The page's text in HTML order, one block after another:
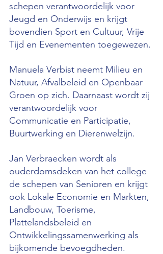
schepen verantwoordelijk voor
Jeugd en Onderwijs en krijgt
bovendien Sport en Cultuur, Vrije
Tijd en Evenementen toegewezen.
Manuela Verbist neemt Milieu en
Natuur, Afvalbeleid en Openbaar
Groen op zich. Daarnaast wordt zij
verantwoordelijk voor
Communicatie en Participatie,
Buurtwerking en Dierenwelzijn.
Jan Verbraecken wordt als
ouderdomsdeken van het college
de schepen van Senioren en krijgt
ook Lokale Economie en Markten,
Landbouw, Toerisme,
Plattelandsbeleid en
Ontwikkelingssamenwerking als
bijkomende bevoegdheden.